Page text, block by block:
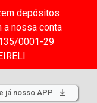
depósitos
a nossa conta
0001-29
já nosso APP